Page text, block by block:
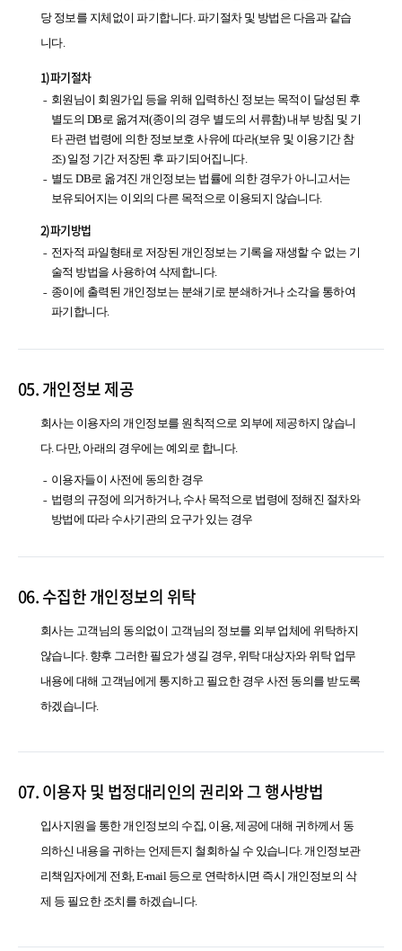
당 정보를 지체없이 파기합니다. 파기절차 및 방법은 다음과 같습
니다.
1)파기절차
회원님이 회원가입 등을 위해 입력하신 정보는 목적이 달성된 후
별도의 DB로 옮겨져(종이의 경우 별도의 서류함) 내부 방침 및 기
타 관련 법령에 의한 정보보호 사유에 따라(보유 및 이용기간 참
조) 일정 기간 저장된 후 파기되어집니다.
별도 DB로 옮겨진 개인정보는 법률에 의한 경우가 아니고서는
보유되어지는 이외의 다른 목적으로 이용되지 않습니다.
2)파기방법
전자적 파일형태로 저장된 개인정보는 기록을 재생할 수 없는 기
술적 방법을 사용하여 삭제합니다.
종이에 출력된 개인정보는 분쇄기로 분쇄하거나 소각을 통하여
파기합니다.
05. 개인정보 제공
회사는 이용자의 개인정보를 원칙적으로 외부에 제공하지 않습니
다. 다만, 아래의 경우에는 예외로 합니다.
이용자들이 사전에 동의한 경우
법령의 규정에 의거하거나, 수사 목적으로 법령에 정해진 절차와
방법에 따라 수사기관의 요구가 있는 경우
06. 수집한 개인정보의 위탁
회사는 고객님의 동의없이 고객님의 정보를 외부 업체에 위탁하지
않습니다. 향후 그러한 필요가 생길 경우, 위탁 대상자와 위탁 업무
내용에 대해 고객님에게 통지하고 필요한 경우 사전 동의를 받도록
하겠습니다.
07. 이용자 및 법정대리인의 권리와 그 행사방법
입사지원을 통한 개인정보의 수집, 이용, 제공에 대해 귀하께서 동
의하신 내용을 귀하는 언제든지 철회하실 수 있습니다. 개인정보관
리책임자에게 전화, E-mail 등으로 연락하시면 즉시 개인정보의 삭
제 등 필요한 조치를 하겠습니다.